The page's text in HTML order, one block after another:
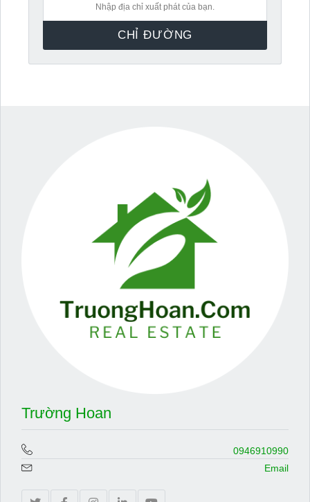
Trường Hoan
0946910990
Email